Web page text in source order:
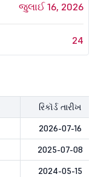
જુલાઈ 16, 2026
24
રિકૉર્ડ તારીખ
2026-07-16
2025-07-08
2024-05-15